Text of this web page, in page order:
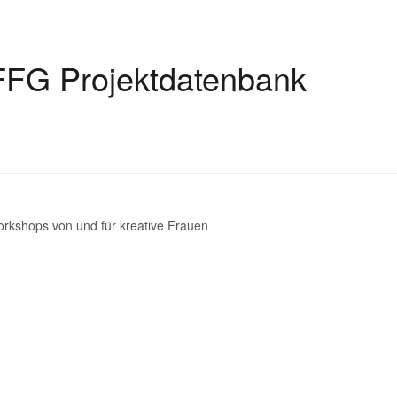
Projektdatenbank
von und für kreative Frauen